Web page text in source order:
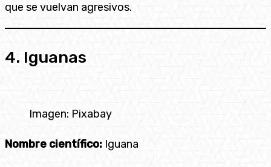
que se vuelvan agresivos.
4. Iguanas
Imagen: Pixabay
Nombre científico: Iguana